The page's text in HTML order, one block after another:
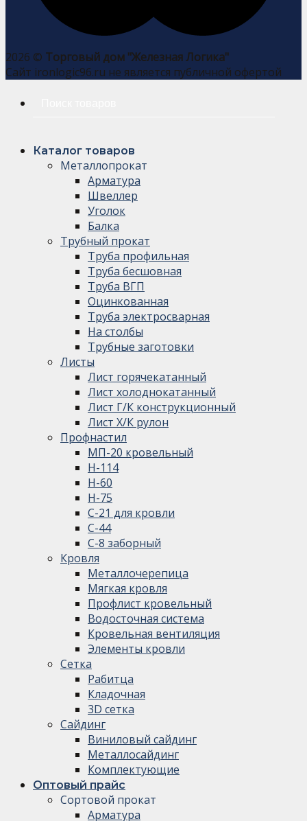
2026 © Торговый дом "Железная Логика"
Сайт ironlogic96.ru не является публичной офертой
Каталог товаров
Металлопрокат
Арматура
Швеллер
Уголок
Балка
Трубный прокат
Труба профильная
Труба бесшовная
Труба ВГП
Оцинкованная
Труба электросварная
На столбы
Трубные заготовки
Листы
Лист горячекатанный
Лист холоднокатанный
Лист Г/К конструкционный
Лист Х/К рулон
Профнастил
МП-20 кровельный
Н-114
Н-60
Н-75
С-21 для кровли
С-44
С-8 заборный
Кровля
Металлочерепица
Мягкая кровля
Профлист кровельный
Водосточная система
Кровельная вентиляция
Элементы кровли
Сетка
Рабитца
Кладочная
3D сетка
Сайдинг
Виниловый сайдинг
Металлосайдинг
Комплектующие
Оптовый прайс
Сортовой прокат
Арматура